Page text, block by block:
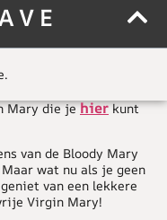
Mary die jehierkunt
van de Bloody Mary
wat nu als je geen
van een lekkere
Virgin Mary!